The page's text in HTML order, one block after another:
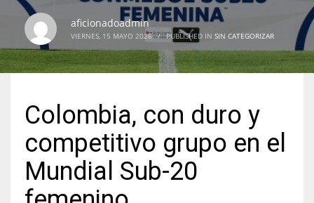
aficionadoadmin
VIERNES, 15 MAYO 2026 / PUBLISHED IN SIN CATEGORIZAR
Colombia, con duro y
competitivo grupo en el
Mundial Sub-20